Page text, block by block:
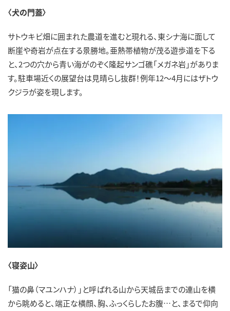
〈犬の門蓋〉
サトウキビ畑に囲まれた農道を進むと現れる、東シナ海に面して
断崖や奇岩が点在する景勝地。亜熱帯植物が茂る遊歩道を下る
と、2つの穴から青い海がのぞく隆起サンゴ礁「メガネ岩」がありま
す。駐車場近くの展望台は見晴らし抜群！例年12～4月にはザトウ
クジラが姿を現します。
〈寝姿山〉
「猫の鼻（マユンハナ）」と呼ばれる山から天城岳までの連山を横
から眺めると、端正な横顔、胸、ふっくらしたお腹…と、まるで仰向